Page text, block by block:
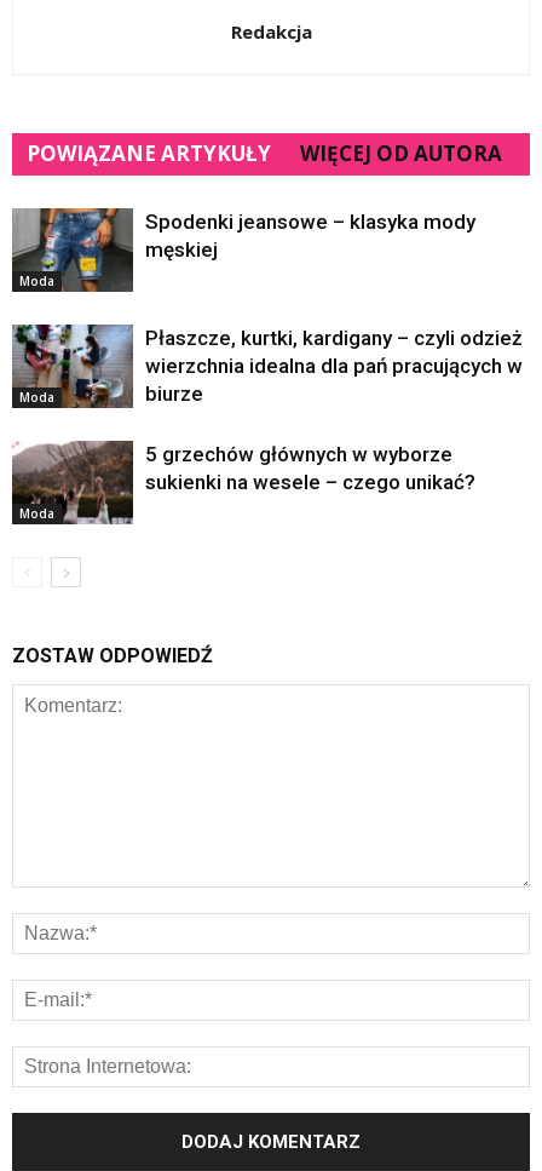
Redakcja
POWIĄZANE ARTYKUŁY WIĘCEJ OD AUTORA
Moda
Spodenki jeansowe – klasyka mody
męskiej
Moda
Płaszcze, kurtki, kardigany – czyli odzież
wierzchnia idealna dla pań pracujących w
biurze
Moda
5 grzechów głównych w wyborze
sukienki na wesele – czego unikać?
ZOSTAW ODPOWIEDŹ